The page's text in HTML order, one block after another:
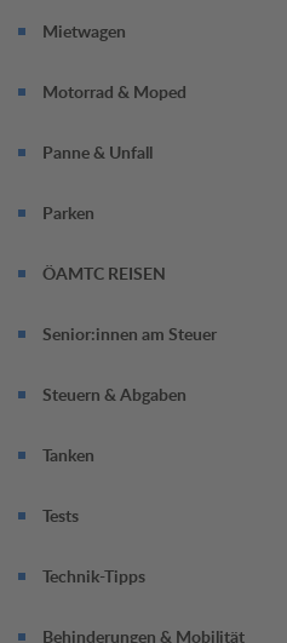
Mietwagen
Motorrad & Moped
Panne & Unfall
Parken
ÖAMTC REISEN
Senior:innen am Steuer
Steuern & Abgaben
Tanken
Tests
Technik-Tipps
Behinderungen & Mobilität